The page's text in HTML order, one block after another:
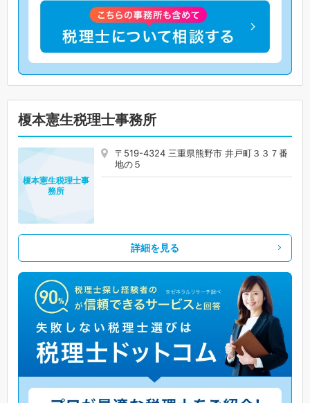
榎本憲生税理士事務所
〒519-4324 三重県熊野市 井戸町３３７番
地の５
榎本憲生税理士事
務所
詳細を見る